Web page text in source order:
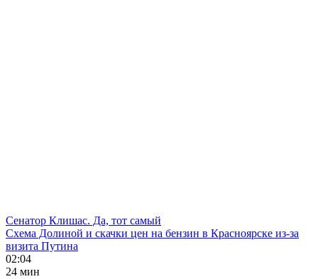
Сенатор Клишас. Да, тот самый
Схема Долиной и скачки цен на бензин в Красноярске из-за
визита Путина
02:04
24 мин